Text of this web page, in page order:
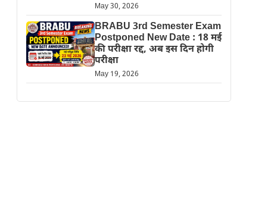
May 30, 2026
BRABU 3rd Semester Exam
Postponed New Date : 18 मई
की परीक्षा रद्द, अब इस दिन होगी
परीक्षा
May 19, 2026